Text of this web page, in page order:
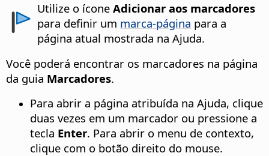
Utilize o íconeAdicionar aos marcadores
para definir um marca-página para a
página atual mostrada na Ajuda.
Você poderá encontrar os marcadores na página
da guia Marcadores.
Para abrir a página atribuída na Ajuda, clique
duas vezes em um marcador ou pressione a
tecla Enter. Para abrir o menu de contexto,
clique com o botão direito do mouse.